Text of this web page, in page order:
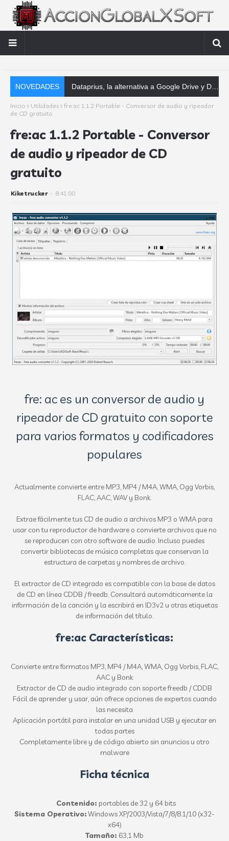
NOVEDADES Dataprius, la alternativa a Google Drive y Dropbox que las empresas deberían conocer
Inicio Utilidades
fre:ac 1.1.2 Portable - Conversor de audio y ripeador
de CD gratuito
fre:ac 1.1.2 Portable - Conversor
de audio y ripeador de CD
gratuito
Kiketrucker - 8:41:00
fre: ac es un conversor de audio y
ripeador de CD gratuito con soporte
para varios formatos y codificadores
populares
Actualmente convierte entre MP3, MP4 / M4A, WMA, Ogg Vorbis,
FLAC, AAC, WAV y Bonk.
Extrae fácilmente tus CD de audio a archivos MP3 o WMA para
usar con tu reproductor de hardware o convierte archivos que no
se reproducen con otro software de audio. Incluso puedes
convertir bibliotecas de música completas que conservan la
estructura de carpetas y nombres de archivo.
El extractor de CD integrado es compatible con la base de datos
de CD en línea CDDB / freedb. Consultará automáticamente la
información de la canción y la escribirá en ID3v2 u otras etiquetas
de información del título.
fre:ac Características:
Convierte entre formatos MP3, MP4 / M4A, WMA, Ogg Vorbis, FLAC,
AAC y Bonk
Extractor de CD de audio integrado con soporte freedb / CDDB
Fácil de aprender y usar, aún ofrece opciones de expertos cuando
las necesita
Aplicación portátil para instalar en una unidad USB y ejecutar en
todas partes
Completamente libre y de código abierto sin anuncios u otro
malware
Ficha técnica
Contenido: portables de 32 y 64 bits
Sistema Operativo:Windows XP/2003/Vista/7/8/8.1/10 (x32-
x64)
Tamaño: 63,1 Mb